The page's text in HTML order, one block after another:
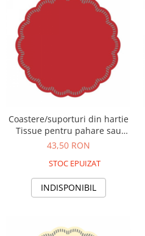
Coastere/suporturi din hartie
Tissue pentru pahare sau
cesti / rosii / diametru 9 cm /
43,50 RON
STOC EPUIZAT
INDISPONIBIL